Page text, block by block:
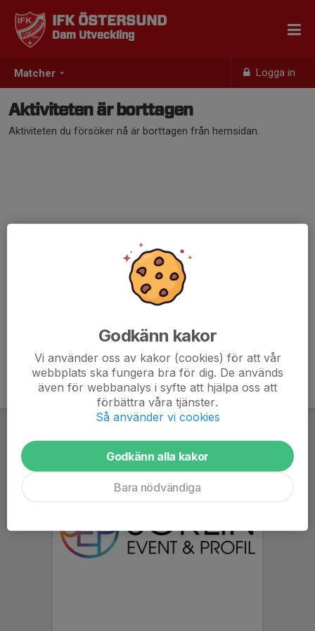
Matcher Logga in
IFK ÖSTERSUND
Dam Utveckling
Aktiviteten är borttagen
Aktiviteten du försöker nå är borttagen från hemsidan.
Godkänn kakor
Vi använder oss av kakor (cookies) för att vår
webbplats ska fungera bra för dig. De används
även för webbanalys i syfte att hjälpa oss att
förbättra våra tjänster.
Så använder vi cookies
Godkänn alla kakor
Bara nödvändiga